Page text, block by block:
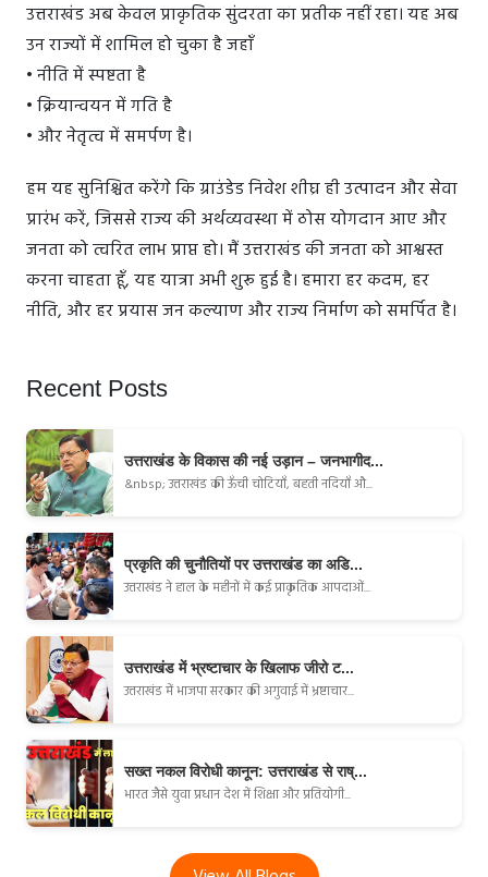
उत्तराखंड अब केवल प्राकृतिक सुंदरता का प्रतीक नहीं रहा। यह अब
उन राज्यों में शामिल हो चुका है जहाँ
• नीति में स्पष्टता है
• क्रियान्वयन में गति है
• और नेतृत्व में समर्पण है।
हम यह सुनिश्चित करेंगे कि ग्राउंडेड निवेश शीघ्र ही उत्पादन और सेवा
प्रारंभ करें, जिससे राज्य की अर्थव्यवस्था में ठोस योगदान आए और
जनता को त्वरित लाभ प्राप्त हो। मैं उत्तराखंड की जनता को आश्वस्त
करना चाहता हूँ, यह यात्रा अभी शुरू हुई है। हमारा हर कदम, हर
नीति, और हर प्रयास जन कल्याण और राज्य निर्माण को समर्पित है।
Recent Posts
उत्तराखंड के विकास की नई उड़ान – जनभागीद...
&nbsp; उत्तराखंड की ऊँची चोटियाँ, बहती नदियाँ औ...
प्रकृति की चुनौतियों पर उत्तराखंड का अडि...
उत्तराखंड ने हाल के महीनों में कई प्राकृतिक आपदाओं...
उत्तराखंड में भ्रष्टाचार के खिलाफ जीरो ट...
उत्तराखंड में भाजपा सरकार की अगुवाई में भ्रष्टाचार...
सख्त नकल विरोधी कानून: उत्तराखंड से राष्...
भारत जैसे युवा प्रधान देश में शिक्षा और प्रतियोगी...